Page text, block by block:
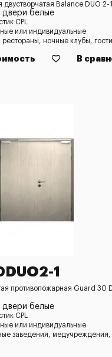
двустворчатая Balance DUO 2-
двери белые
CPL
или индивидуальные
рестораны, ночные клубы,
В
1
противопожарная Guard 30
двери белые
CPL
или индивидуальные
заведения, медучреждения,